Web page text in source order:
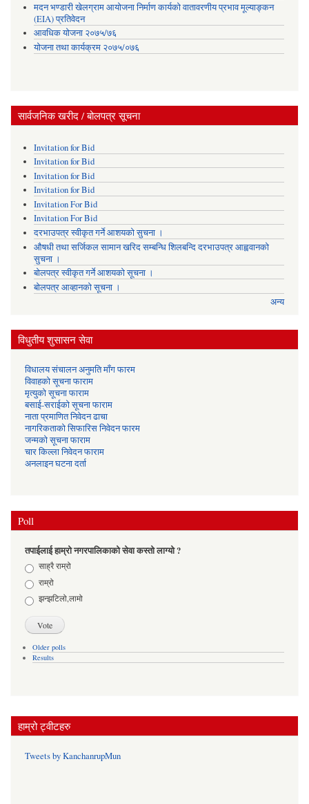
मदन भण्डारी खेलग्राम आयोजना निर्माण कार्यको वातावरणीय प्रभाव मूल्याङ्कन
(EIA) प्रतिवेदन
आवधिक योजना २०७५/७६
योजना तथा कार्यक्रम २०७५/०७६
सार्वजनिक खरीद / बोलपत्र सूचना
Invitation for Bid
Invitation for Bid
Invitation for Bid
Invitation for Bid
Invitation For Bid
Invitation For Bid
दरभाउपत्र स्वीकृत गर्ने आशयको सुचना ।
औषधी तथा सर्जिकल सामान खरिद सम्बन्धि शिलबन्दि दरभाउपत्र आह्ववानको
सुचना ।
बोलपत्र स्वीकृत गर्ने आशयको सूचना ।
बोलपत्र आव्हानको सूचना ।
अन्य
विधुतीय शुसासन सेवा
विधालय संचालन अनुमति माँग फारम
विवाहको सूचना फाराम
मृत्युको सूचना फाराम
बसाई-सराईको सूचना फाराम
नाता प्रमाणित निवेदन ढाचा
नागरिकताको सिफारिस निवेदन फारम
जन्मको सूचना फाराम
चार किल्ला निवेदन फाराम
अनलाइन घटना दर्ता
Poll
तपाईलाई हाम्रो नगरपालिकाको सेवा कस्तो लाग्यो ?
Choicesसाह्रै राम्रो
राम्रो
झन्झटिलो,लामो
Older polls
Results
हाम्रो ट्वीटहरु
Tweets by KanchanrupMun